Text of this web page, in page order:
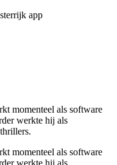
app
momenteel als software
werkte hij als
momenteel als software
werkte hij als